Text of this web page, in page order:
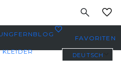
KLEIDER
BLOG FAVORITEN
DEUTSCH